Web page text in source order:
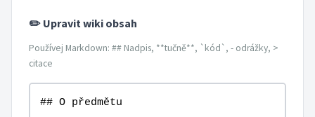
✏️ Upravit wiki obsah
Používej Markdown: ## Nadpis, **tučně**, `kód`, - odrážky, >
citace